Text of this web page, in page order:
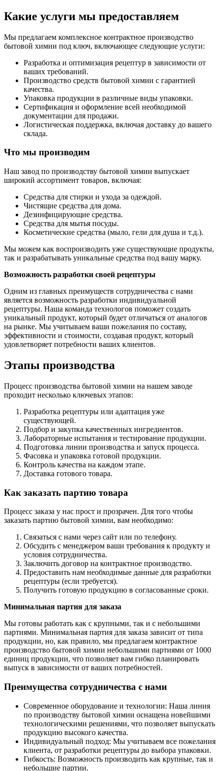
Какие услуги мы предоставляем
Мы предлагаем комплексное контрактное производство
бытовой химии под ключ, включающее следующие услуги:
Разработка и оптимизация рецептур в зависимости от
ваших требований.
Производство средств бытовой химии с гарантией
качества.
Упаковка продукции в различные виды упаковки.
Сертификация и оформление всей необходимой
документации для продажи.
Логистическая поддержка, включая доставку до вашего
склада.
Что мы производим
Наш завод по производству бытовой химии выпускает
широкий ассортимент товаров, включая:
Средства для стирки и ухода за одеждой.
Чистящие средства для дома.
Дезинфицирующие средства.
Средства для мытья посуды.
Косметические средства (мыло, гели для душа и т.д.).
Мы можем как воспроизводить уже существующие продукты,
так и разрабатывать уникальные средства под вашу марку.
Возможность разработки своей рецептуры
Одним из главных преимуществ сотрудничества с нами
является возможность разработки индивидуальной
рецептуры. Наша команда технологов поможет создать
уникальный продукт, который будет отличаться от аналогов
на рынке. Мы учитываем ваши пожелания по составу,
эффективности и стоимости, создавая продукт, который
удовлетворяет потребности ваших клиентов.
Этапы производства
Процесс производства бытовой химии на нашем заводе
проходит несколько ключевых этапов:
Разработка рецептуры или адаптация уже
существующей.
Подбор и закупка качественных ингредиентов.
Лабораторные испытания и тестирование продукции.
Подготовка линии производства и запуск процесса.
Фасовка и упаковка готовой продукции.
Контроль качества на каждом этапе.
Доставка готового товара.
Как заказать партию товара
Процесс заказа у нас прост и прозрачен. Для того чтобы
заказать партию бытовой химии, вам необходимо:
Связаться с нами через сайт или по телефону.
Обсудить с менеджером ваши требования к продукту и
условия сотрудничества.
Заключить договор на контрактное производство.
Предоставить нам необходимые данные для разработки
рецептуры (если требуется).
Получить готовую продукцию в согласованные сроки.
Минимальная партия для заказа
Мы готовы работать как с крупными, так и с небольшими
партиями. Минимальная партия для заказа зависит от типа
продукции, но, как правило, мы предлагаем контрактное
производство бытовой химии небольшими партиями от 1000
единиц продукции, что позволяет вам гибко планировать
выпуск в зависимости от ваших потребностей.
Преимущества сотрудничества с нами
Современное оборудование и технологии: Наша линия
по производству бытовой химии оснащена новейшими
технологическими решениями, что позволяет выпускать
продукцию высокого качества.
Индивидуальный подход: Мы учитываем все пожелания
клиента, от разработки рецептуры до выбора упаковки.
Гибкость: Возможность производить как крупные, так и
небольшие партии.